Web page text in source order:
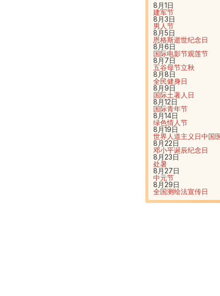
8月1日
建军节
8月3日
男人节
8月5日
恩格斯逝世纪念日
8月6日
国际电影节观莲节
8月7日
五谷母节立秋
8月8日
全民健身日
8月9日
国际土著人日
8月12日
国际青年节
8月14日
绿色情人节
8月19日
世界人道主义日中国
8月22日
邓小平诞辰纪念日
8月23日
处暑
8月27日
中元节
8月29日
全国测绘法宣传日